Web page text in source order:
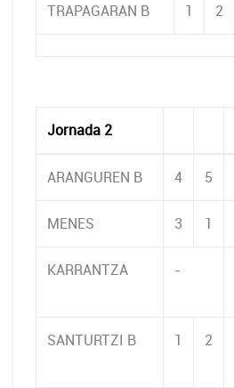
TRAPAGARAN B 1 2
Jornada 2
ARANGUREN B 4 5
MENES 3 1
KARRANTZA -
SANTURTZI B 1 2